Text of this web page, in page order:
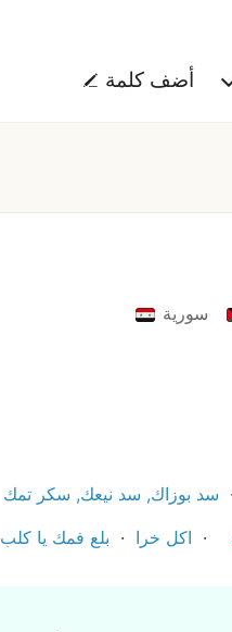
أضف كلمة
سورية
سد بوزاك, سد نيعك, سكر تمك
اكل خرا بلع فمك يا كلب